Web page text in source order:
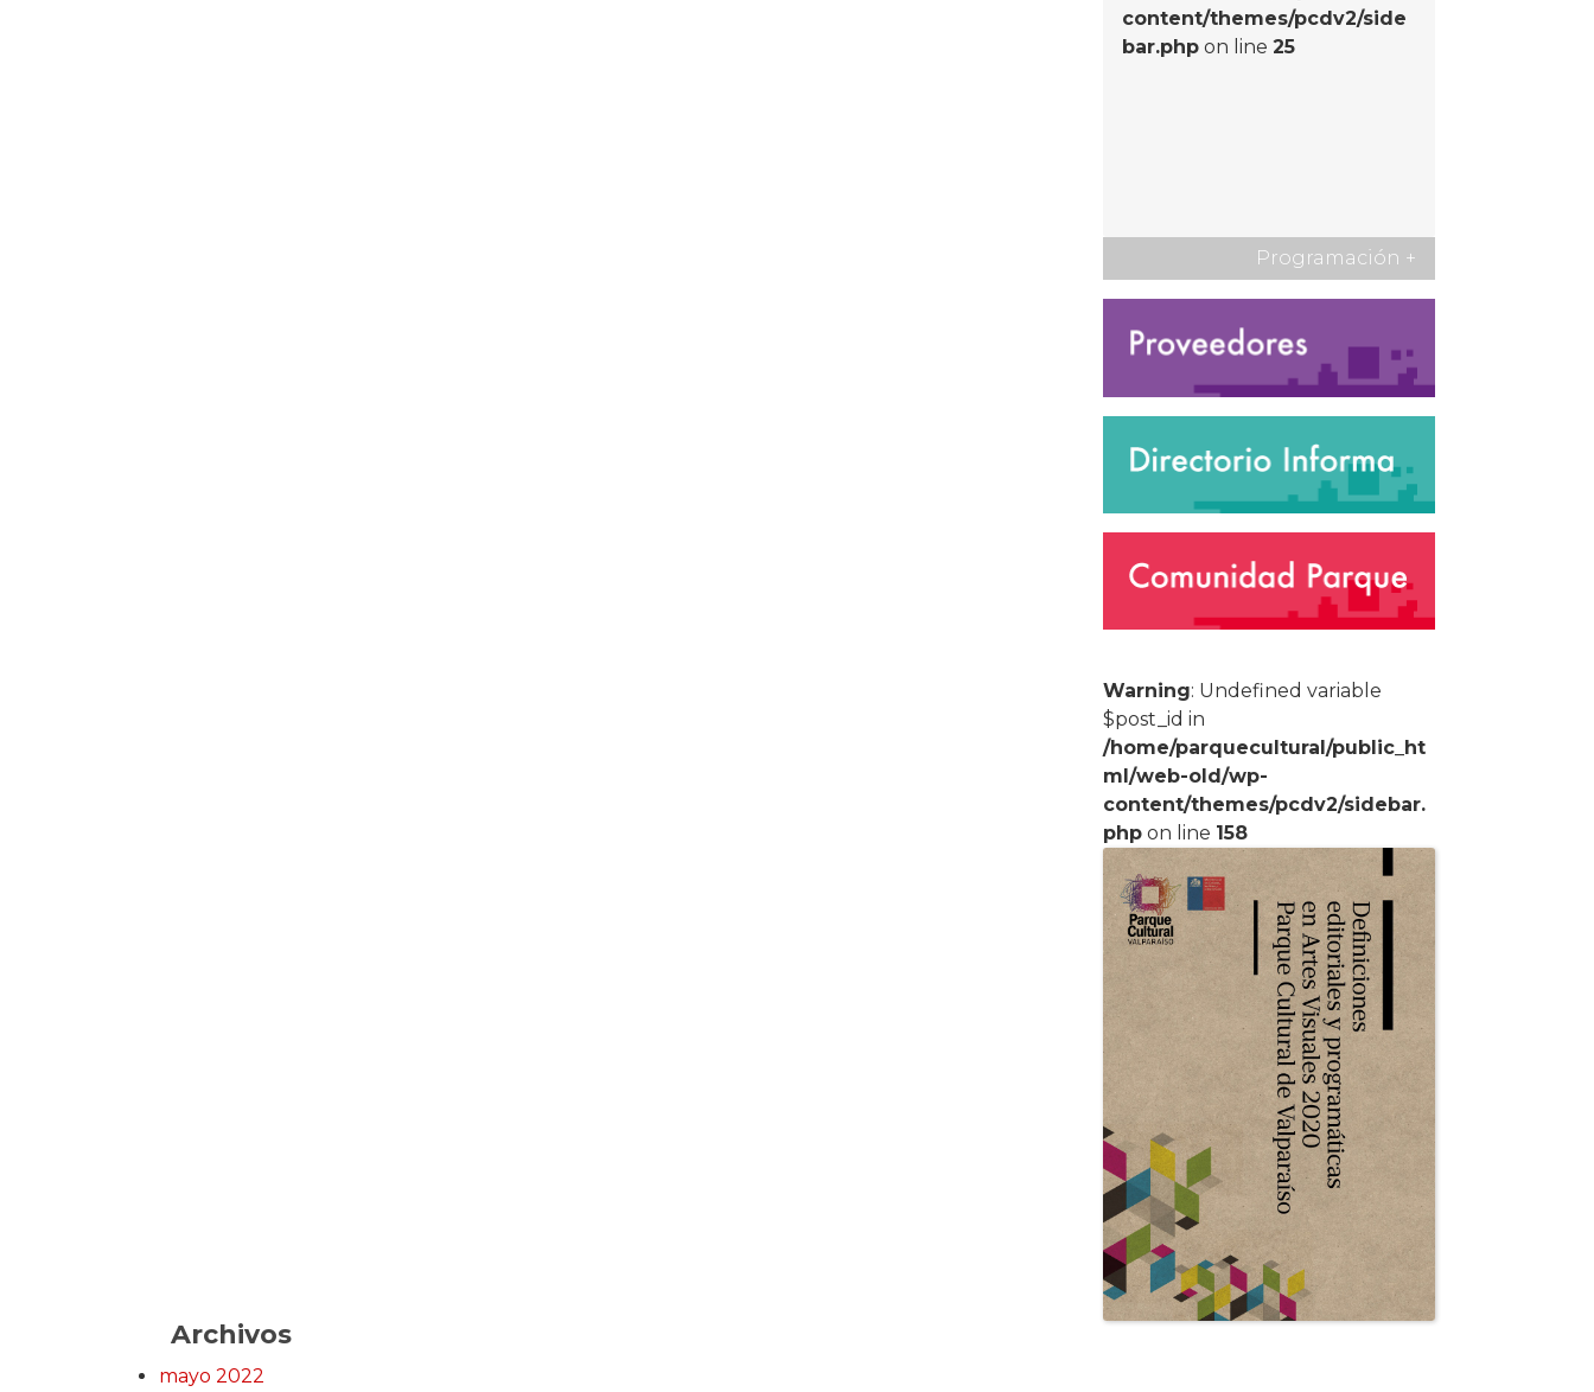
content/themes/pcdv2/side
bar.php on line25
Programación +
Warning: Undefined variable
$post_id in
/home/parquecultural/public_ht
ml/web-old/wp-
content/themes/pcdv2/sidebar.
php on line 158
Archivos
mayo 2022